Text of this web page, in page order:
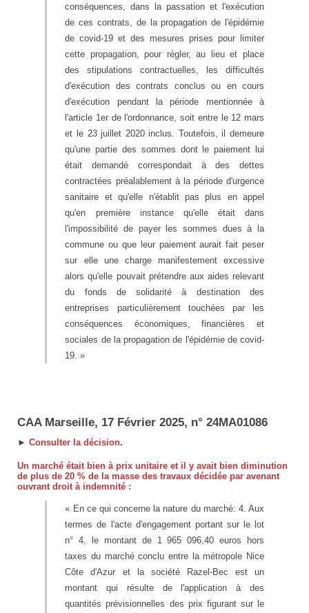
conséquences, dans la passation et l'exécution
de ces contrats, de la propagation de l'épidémie
de covid-19 et des mesures prises pour limiter
cette propagation, pour régler, au lieu et place
des stipulations contractuelles, les difficultés
d'exécution des contrats conclus ou en cours
d'exécution pendant la période mentionnée à
l'article 1er de l'ordonnance, soit entre le 12 mars
et le 23 juillet 2020 inclus. Toutefois, il demeure
qu'une partie des sommes dont le paiement lui
était demandé correspondait à des dettes
contractées préalablement à la période d'urgence
sanitaire et qu'elle n'établit pas plus en appel
qu'en première instance qu'elle était dans
l'impossibilité de payer les sommes dues à la
commune ou que leur paiement aurait fait peser
sur elle une charge manifestement excessive
alors qu'elle pouvait prétendre aux aides relevant
du fonds de solidarité à destination des
entreprises particulièrement touchées par les
conséquences économiques, financières et
sociales de la propagation de l'épidémie de covid-
19. »
CAA Marseille, 17 Février 2025, n° 24MA01086
► Consulter la décision.
Un marché était bien à prix unitaire et il y avait bien diminution
de plus de 20 % de la masse des travaux décidée par avenant
ouvrant droit à indemnité :
« En ce qui concerne la nature du marché: 4. Aux
termes de l'acte d'engagement portant sur le lot
n° 4, le montant de 1 965 096,40 euros hors
taxes du marché conclu entre la métropole Nice
Côte d'Azur et la société Razel-Bec est un
montant qui résulte de l'application à des
quantités prévisionnelles des prix figurant sur le